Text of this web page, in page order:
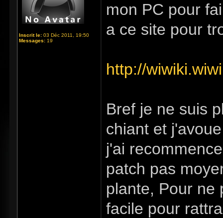
Inscrit le: 03 Déc 2011, 19:50
Messages: 19
mon PC pour
a ce site pour
http://
Bref je ne suis
chiant et
j'ai
patch pas
plante, Pour ne
facile pour